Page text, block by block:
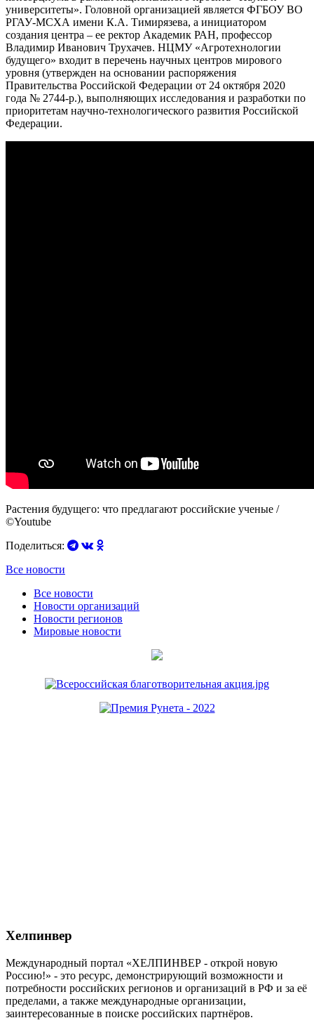
университеты». Головной организацией является ФГБОУ ВО
РГАУ-МСХА имени К.А. Тимирязева, а инициатором
создания центра – ее ректор Академик РАН, профессор
Владимир Иванович Трухачев. НЦМУ «Агротехнологии
будущего» входит в перечень научных центров мирового
уровня (утвержден на основании распоряжения
Правительства Российской Федерации от 24 октября 2020
года № 2744-р.), выполняющих исследования и разработки по
приоритетам научно-технологического развития Российской
Федерации.
Растения будущего: что предлагают российские ученые /
©Youtube
Поделиться:
Все новости
Все новости
Новости организаций
Новости регионов
Мировые новости
Хелпинвер
Международный портал «ХЕЛПИНВЕР - открой новую
Россию!» - это ресурс, демонстрирующий возможности и
потребности российских регионов и организаций в РФ и за её
пределами, а также международные организации,
заинтересованные в поиске российских партнёров.